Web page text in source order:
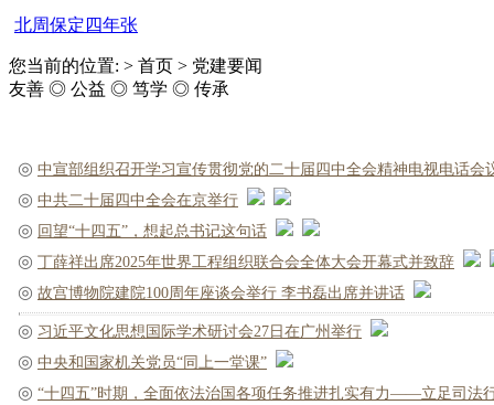
北周保定四年张
您当前的位置: > 首页 > 党建要闻
友善 ◎ 公益 ◎ 笃学 ◎ 传承
◎ 中宣部组织召开学习宣传贯彻党的二十届四中全会精神电视电话会
◎ 中共二十届四中全会在京举行
◎ 回望“十四五”，想起总书记这句话
◎ 丁薛祥出席2025年世界工程组织联合会全体大会开幕式并致辞
◎ 故宫博物院建院100周年座谈会举行 李书磊出席并讲话
◎ 习近平文化思想国际学术研讨会27日在广州举行
◎ 中央和国家机关党员“同上一堂课”
◎ “十四五”时期，全面依法治国各项任务推进扎实有力——立足司法